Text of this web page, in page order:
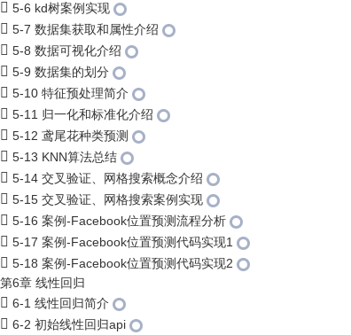
5-6 kd树案例实现
5-7 数据集获取和属性介绍
5-8 数据可视化介绍
5-9 数据集的划分
5-10 特征预处理简介
5-11 归一化和标准化介绍
5-12 鸢尾花种类预测
5-13 KNN算法总结
5-14 交叉验证、网格搜索概念介绍
5-15 交叉验证、网格搜索案例实现
5-16 案例-Facebook位置预测流程分析
5-17 案例-Facebook位置预测代码实现1
5-18 案例-Facebook位置预测代码实现2
第6章 线性回归
6-1 线性回归简介
6-2 初始线性回归api